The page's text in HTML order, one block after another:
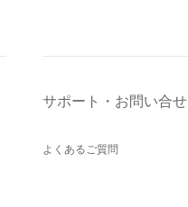
サポート・お問い合せ
よくあるご質問